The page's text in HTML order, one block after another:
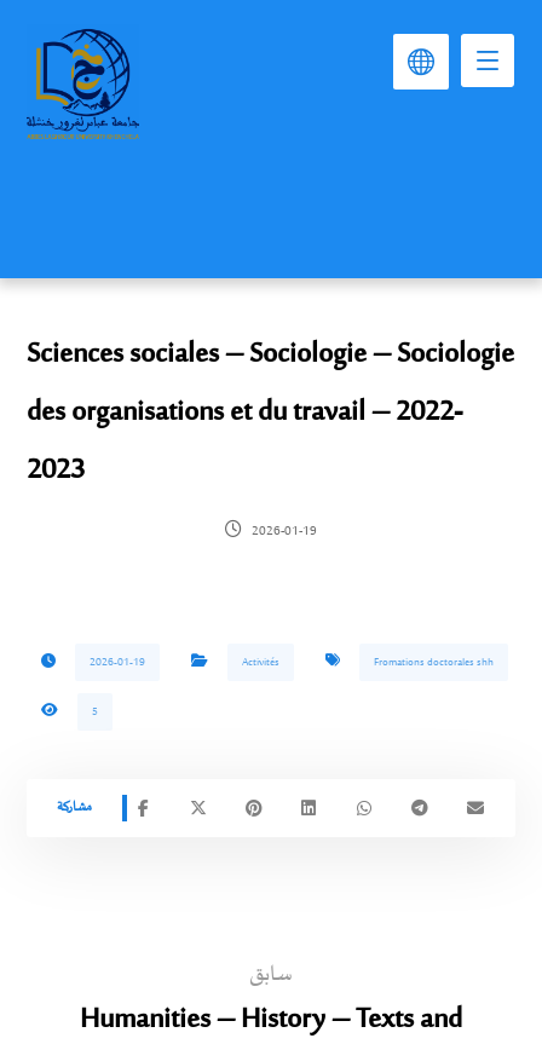
Sciences sociales – Sociologie – Sociologie
des organisations et du travail – 2022-
2023
2026-01-19
2026-01-19 Activités Fromations doctorales shh
5
سابق
Humanities – History – Texts and